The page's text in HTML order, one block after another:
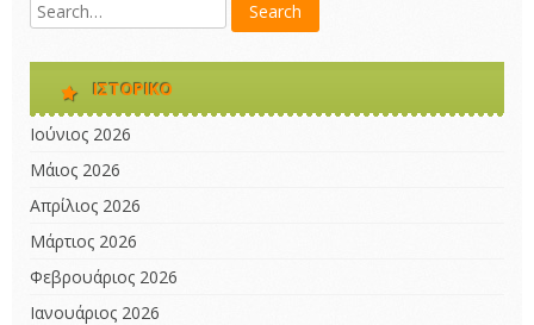
ΙΣΤΟΡΙΚΌ
Ιούνιος 2026
Μάιος 2026
Απρίλιος 2026
Μάρτιος 2026
Φεβρουάριος 2026
Ιανουάριος 2026